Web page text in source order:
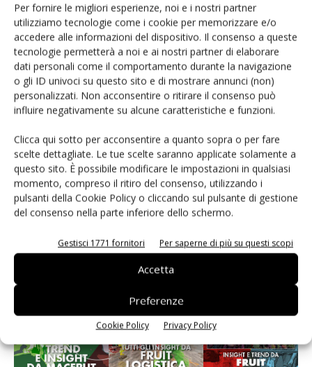
Per fornire le migliori esperienze, noi e i nostri partner
utilizziamo tecnologie come i cookie per memorizzare e/o
accedere alle informazioni del dispositivo. Il consenso a queste
tecnologie permetterà a noi e ai nostri partner di elaborare
dati personali come il comportamento durante la navigazione
o gli ID univoci su questo sito e di mostrare annunci (non)
personalizzati. Non acconsentire o ritirare il consenso può
influire negativamente su alcune caratteristiche e funzioni.
Clicca qui sotto per acconsentire a quanto sopra o per fare
scelte dettagliate. Le tue scelte saranno applicate solamente a
questo sito. È possibile modificare le impostazioni in qualsiasi
momento, compreso il ritiro del consenso, utilizzando i
pulsanti della Cookie Policy o cliccando sul pulsante di gestione
del consenso nella parte inferiore dello schermo.
Gestisci 1771 fornitori Per saperne di più su questi scopi
Accetta
Preferenze
Cookie Policy Privacy Policy
Andamento prezzi ortofrutta in Italia al 27 luglio
2026
Leonardo Odorizzi: “Dobbiamo creare stupore nel
punto di vendita” #vocidellortofrutta
L’ortofrutta di Extra Supermercati tra localismo e
Ai #Repartofresh